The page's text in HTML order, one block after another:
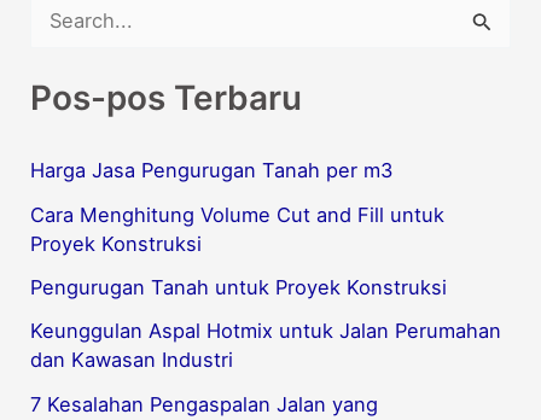
r
u
n
t
u
k
:
Pos-pos Terbaru
Harga Jasa Pengurugan Tanah per m3
Cara Menghitung Volume Cut and Fill untuk
Proyek Konstruksi
Pengurugan Tanah untuk Proyek Konstruksi
Keunggulan Aspal Hotmix untuk Jalan Perumahan
dan Kawasan Industri
7 Kesalahan Pengaspalan Jalan yang